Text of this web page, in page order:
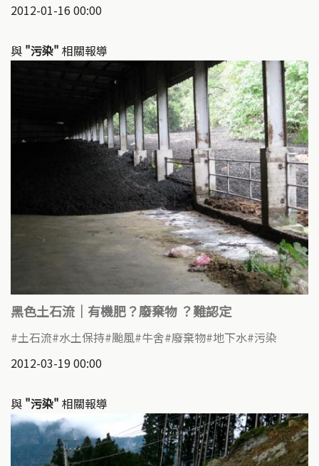
2012-01-16 00:00
與 "污染" 相關報導
黑色土石流｜有機肥？廢棄物 ？難認定
土石流 水土保持 颱風 牛舍 廢棄物 地下水 污染
2012-03-19 00:00
與 "污染" 相關報導